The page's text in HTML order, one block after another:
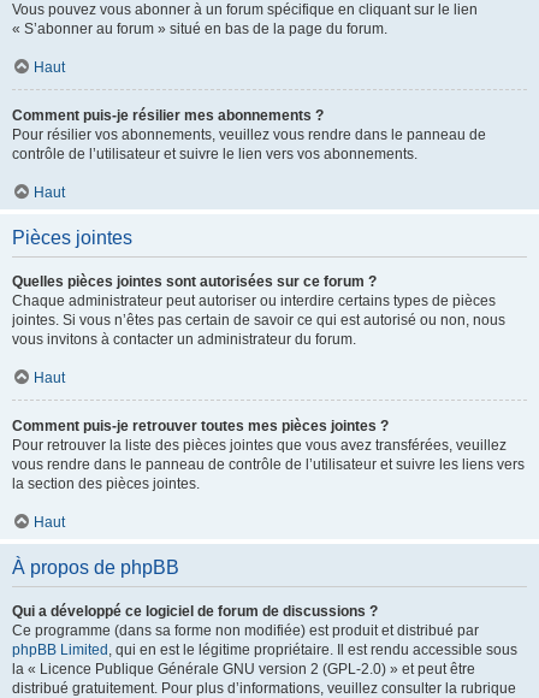
Vous pouvez vous abonner à un forum spécifique en cliquant sur le lien
« S’abonner au forum » situé en bas de la page du forum.
Haut
Comment puis-je résilier mes abonnements ?
Pour résilier vos abonnements, veuillez vous rendre dans le panneau de
contrôle de l’utilisateur et suivre le lien vers vos abonnements.
Haut
Pièces jointes
Quelles pièces jointes sont autorisées sur ce forum ?
Chaque administrateur peut autoriser ou interdire certains types de pièces
jointes. Si vous n’êtes pas certain de savoir ce qui est autorisé ou non, nous
vous invitons à contacter un administrateur du forum.
Haut
Comment puis-je retrouver toutes mes pièces jointes ?
Pour retrouver la liste des pièces jointes que vous avez transférées, veuillez
vous rendre dans le panneau de contrôle de l’utilisateur et suivre les liens vers
la section des pièces jointes.
Haut
À propos de phpBB
Qui a développé ce logiciel de forum de discussions ?
Ce programme (dans sa forme non modifiée) est produit et distribué par
phpBB Limited , qui en est le légitime propriétaire. Il est rendu accessible sous
la « Licence Publique Générale GNU version 2 (GPL-2.0) » et peut être
distribué gratuitement. Pour plus d’informations, veuillez consulter la rubrique